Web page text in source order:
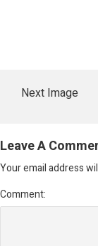
Next Image
Leave A
Your email address
Comment: